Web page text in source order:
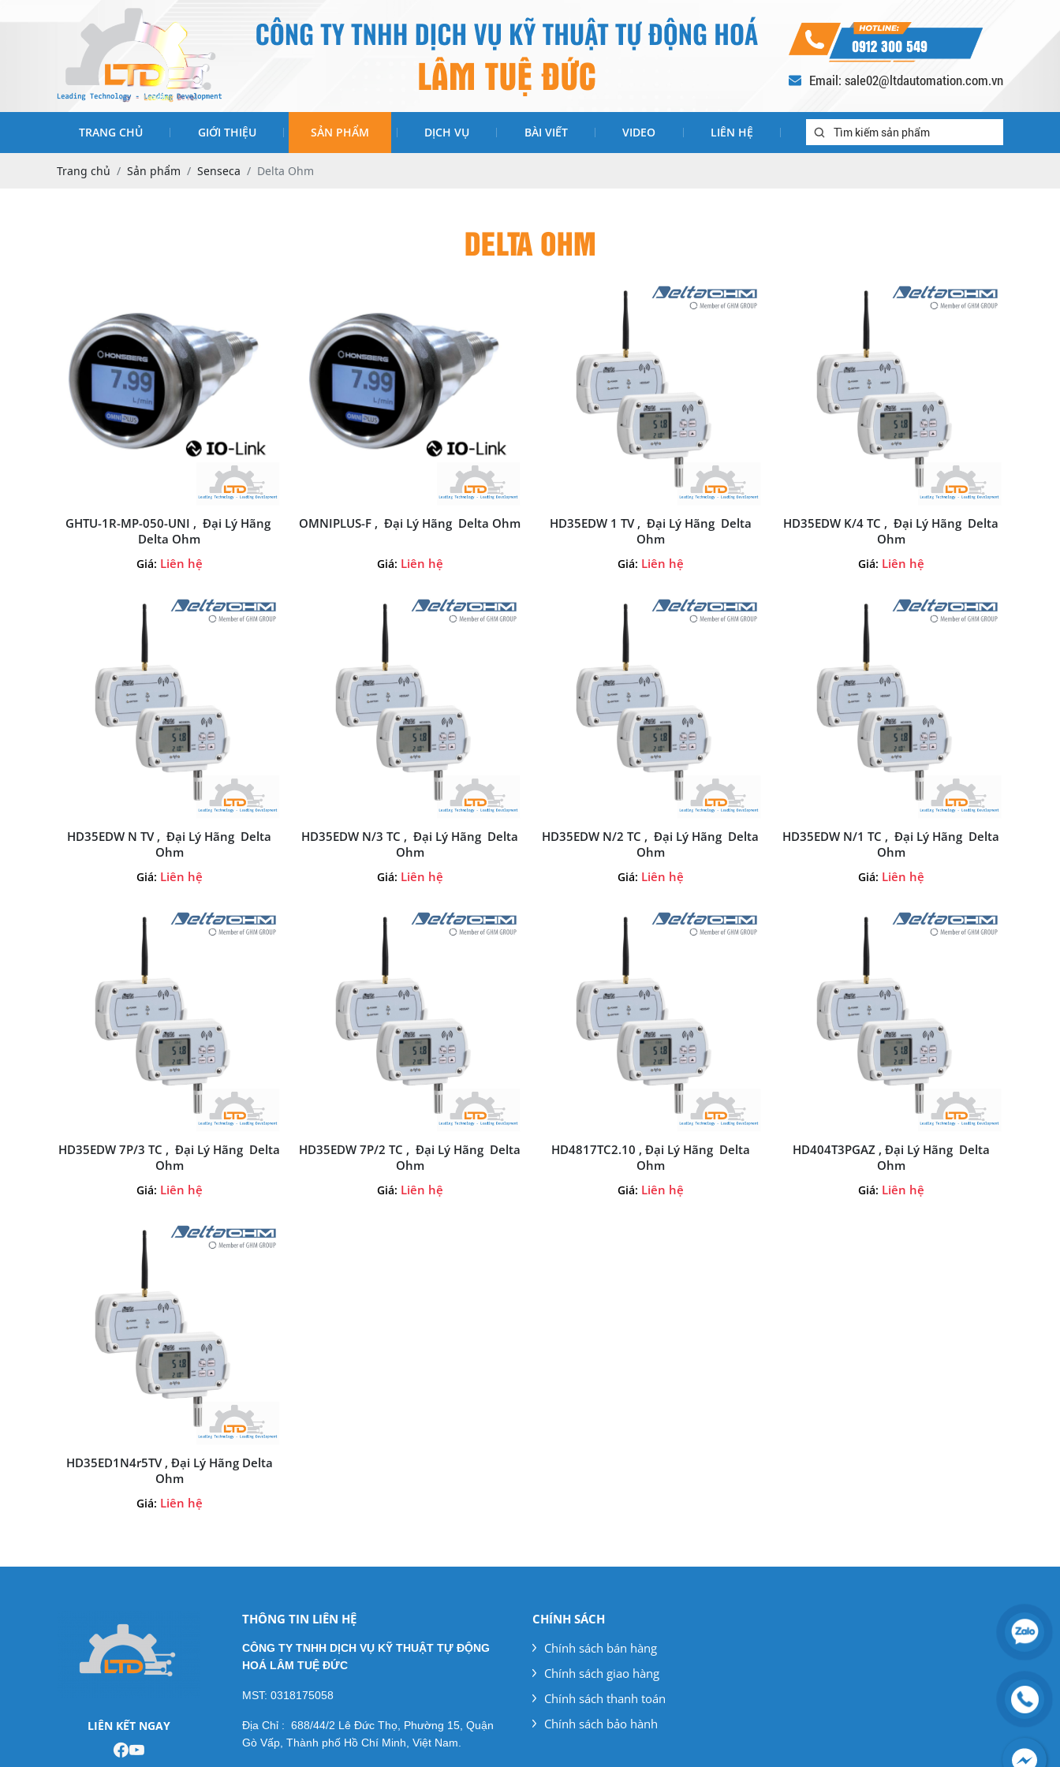
0912 300 549
Email: sale02@ltdautomation.com.vn
TRANG CHỦ GIỚI THIỆU SẢN PHẨM DỊCH VỤ BÀI VIẾT VIDEO LIÊN HỆ
Trang chủ Sản phẩm Senseca Delta Ohm
DELTA OHM
GHTU-1R-MP-050-UNI , Đại Lý Hãng
Delta Ohm
Giá: Liên hệ
OMNIPLUS-F , Đại Lý Hãng Delta Ohm
Giá: Liên hệ
HD35EDW 1 TV , Đại Lý Hãng Delta
Ohm
Giá: Liên hệ
HD35EDW K/4 TC , Đại Lý Hãng Delta
Ohm
Giá: Liên hệ
HD35EDW N TV , Đại Lý Hãng Delta
Ohm
Giá: Liên hệ
HD35EDW N/3 TC , Đại Lý Hãng Delta
Ohm
Giá: Liên hệ
HD35EDW N/2 TC , Đại Lý Hãng Delta
Ohm
Giá: Liên hệ
HD35EDW N/1 TC , Đại Lý Hãng Delta
Ohm
Giá: Liên hệ
HD35EDW 7P/3 TC , Đại Lý Hãng Delta
Ohm
Giá: Liên hệ
HD35EDW 7P/2 TC , Đại Lý Hãng Delta
Ohm
Giá: Liên hệ
HD4817TC2.10 , Đại Lý Hãng Delta
Ohm
Giá: Liên hệ
HD404T3PGAZ , Đại Lý Hãng Delta
Ohm
Giá: Liên hệ
HD35ED1N4r5TV , Đại Lý Hãng Delta
Ohm
Giá: Liên hệ
LIÊN KẾT NGAY
THÔNG TIN LIÊN HỆ
CÔNG TY TNHH DỊCH VỤ KỸ THUẬT TỰ ĐỘNG
HOÁ LÂM TUỆ ĐỨC
MST: 0318175058
Địa Chỉ : 688/44/2 Lê Đức Thọ, Phường 15, Quận
Gò Vấp, Thành phố Hồ Chí Minh, Việt Nam.
CHÍNH SÁCH
Chính sách bán hàng
Chính sách giao hàng
Chính sách thanh toán
Chính sách bảo hành